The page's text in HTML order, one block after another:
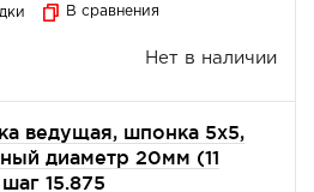
В сравнения
Нет в наличии
ведущая, шпонка 5х5,
диаметр 20мм (11
15.875